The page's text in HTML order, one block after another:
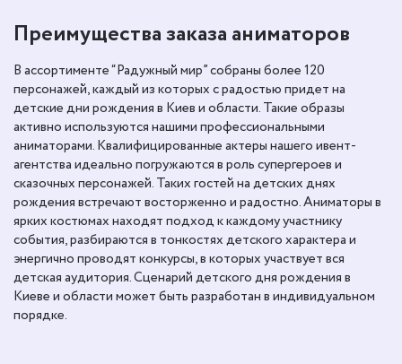
Преимущества заказа аниматоров
В ассортименте “Радужный мир” собраны более 120
персонажей, каждый из которых с радостью придет на
детские дни рождения в Киев и области. Такие образы
активно используются нашими профессиональными
аниматорами. Квалифицированные актеры нашего ивент-
агентства идеально погружаются в роль супергероев и
сказочных персонажей. Таких гостей на детских днях
рождения встречают восторженно и радостно. Аниматоры в
ярких костюмах находят подход к каждому участнику
события, разбираются в тонкостях детского характера и
энергично проводят конкурсы, в которых участвует вся
детская аудитория. Сценарий детского дня рождения в
Киеве и области может быть разработан в индивидуальном
порядке.